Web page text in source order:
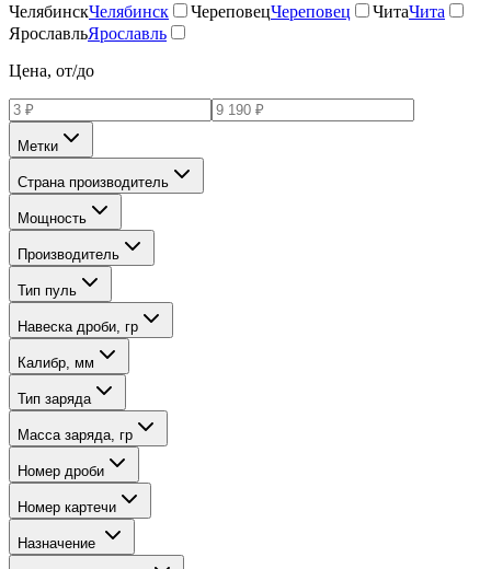
ЧелябинскЧелябинск ЧереповецЧереповец ЧитаЧита
ЯрославльЯрославль
Цена, от/до
Метки
Страна производитель
Мощность
Производитель
Тип пуль
Навеска дроби, гр
Калибр, мм
Тип заряда
Масса заряда, гр
Номер дроби
Номер картечи
Назначение